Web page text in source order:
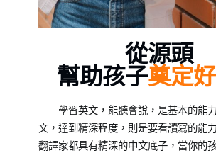
從源頭
幫助孩子奠定
學習英文，能聽會說，是基本的能
文，達到精深程度，則是要看讀寫的能
翻譯家都具有精深的中文底子，當你的